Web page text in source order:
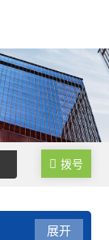
拨号
展开